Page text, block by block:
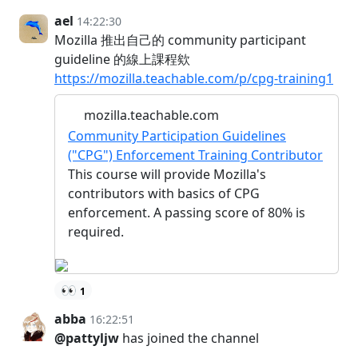
ael 14:22:30
Mozilla 推出自己的 community participant
guideline 的線上課程欸
https://mozilla.teachable.com/p/cpg-training1
mozilla.teachable.com
Community Participation Guidelines
("CPG") Enforcement Training Contributor
This course will provide Mozilla's
contributors with basics of CPG
enforcement. A passing score of 80% is
required.
👀 1
abba 16:22:51
@pattyljw has joined the channel